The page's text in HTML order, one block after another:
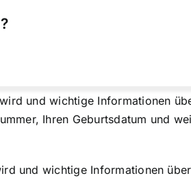
und wichtige Informationen
Ihren Geburtsdatum und
und wichtige Informationen